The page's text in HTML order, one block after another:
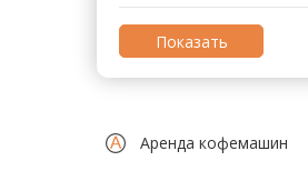
Мясопереработка
Нейтральное оборудование
Аренда кофемашин